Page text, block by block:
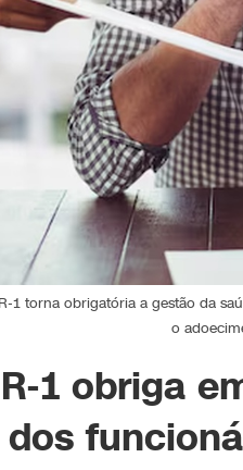
1 torna obrigatória a gestão da
o
1 obriga